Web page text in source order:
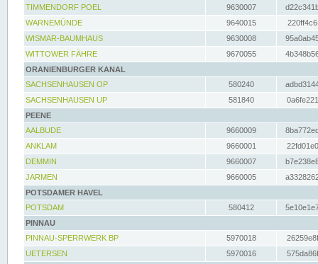
TIMMENDORF POEL
9630007
WARNEMÜNDE
9640015
WISMAR-BAUMHAUS
9630008
WITTOWER FÄHRE
9670055
ORANIENBURGER KANAL
SACHSENHAUSEN OP
580240
SACHSENHAUSEN UP
581840
PEENE
AALBUDE
9660009
ANKLAM
9660001
DEMMIN
9660007
JARMEN
9660005
POTSDAMER HAVEL
POTSDAM
580412
PINNAU
PINNAU-SPERRWERK BP
5970018
UETERSEN
5970016